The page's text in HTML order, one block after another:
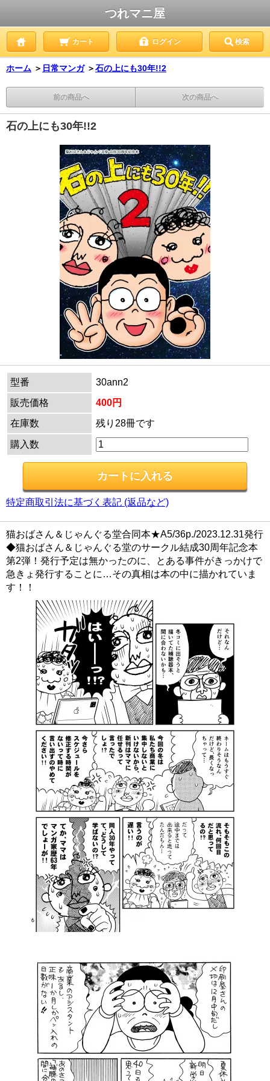
つれマニ屋
カート ログイン 検索
ホーム ＞ 日常マンガ ＞石の上にも30年!!2
前の商品へ 次の商品へ
石の上にも30年!!2
型番
30ann2
販売価格
400円
在庫数
残り28冊です
購入数
特定商取引法に基づく表記 (返品など)
猫おばさん＆じゃんぐる堂合同本★A5/36p./2023.12.31発行
◆猫おばさん＆じゃんぐる堂のサークル結成30周年記念本
第2弾！発行予定は無かったのに、とある事件がきっかけで
急きょ発行することに…その真相は本の中に描かれていま
す！！